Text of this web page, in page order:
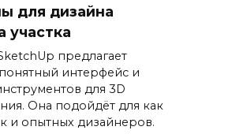
для дизайна
участка
предлагает
интерфейс и
для 3D
Она подойдёт для как
и опытных дизайнеров.